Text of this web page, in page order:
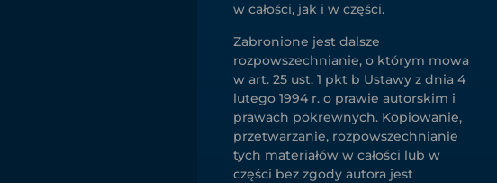
w całości, jak i w części.
Zabronione jest dalsze
rozpowszechnianie, o którym mowa
w art. 25 ust. 1 pkt b Ustawy z dnia 4
lutego 1994 r. o prawie autorskim i
prawach pokrewnych. Kopiowanie,
przetwarzanie, rozpowszechnianie
tych materiałów w całości lub w
części bez zgody autora jest